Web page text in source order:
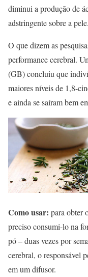
diminui a produção de
adstringente sobre a pele.
O que dizem as
performance cerebral.
(GB) concluiu que
maiores níveis de 1,8-
e ainda se saíram bem
Como usar: para obter
preciso consumi-lo na
pó – duas vezes por
cerebral, o responsável
em um difusor.